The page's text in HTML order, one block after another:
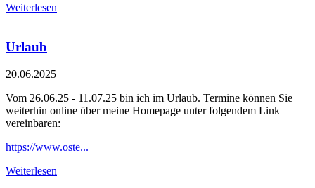
Weiterlesen
Urlaub
20.06.2025
Vom 26.06.25 - 11.07.25 bin ich im Urlaub. Termine können Sie
weiterhin online über meine Homepage unter folgendem Link
vereinbaren:
https://www.oste...
Weiterlesen